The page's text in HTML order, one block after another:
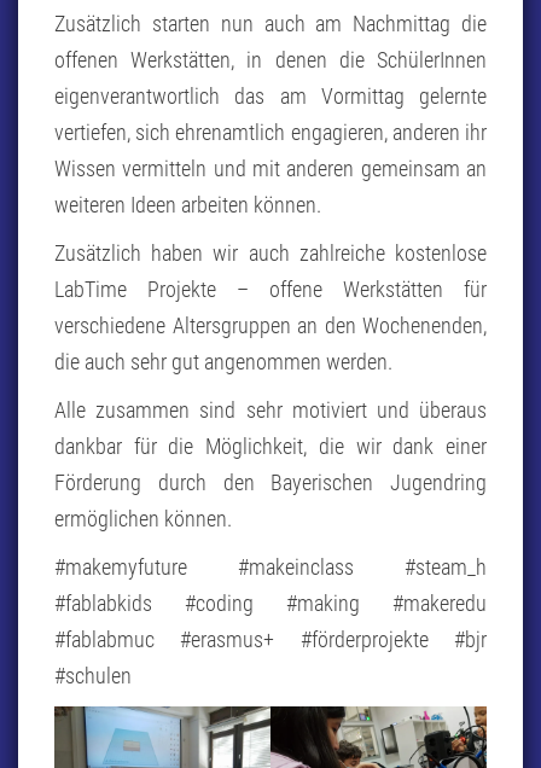
Zusätzlich starten nun auch am Nachmittag die
offenen Werkstätten, in denen die SchülerInnen
eigenverantwortlich das am Vormittag gelernte
vertiefen, sich ehrenamtlich engagieren, anderen ihr
Wissen vermitteln und mit anderen gemeinsam an
weiteren Ideen arbeiten können.
Zusätzlich haben wir auch zahlreiche kostenlose
LabTime Projekte – offene Werkstätten für
verschiedene Altersgruppen an den Wochenenden,
die auch sehr gut angenommen werden.
Alle zusammen sind sehr motiviert und überaus
dankbar für die Möglichkeit, die wir dank einer
Förderung durch den Bayerischen Jugendring
ermöglichen können.
#makemyfuture #makeinclass #steam_h
#fablabkids #coding #making #makeredu
#fablabmuc #erasmus+ #förderprojekte #bjr
#schulen